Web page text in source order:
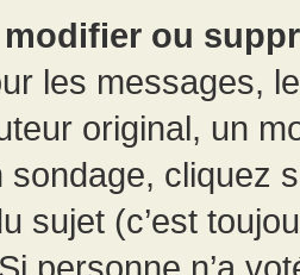
ou
les messages,
original, un
sondage, cliquez
sujet (c’est